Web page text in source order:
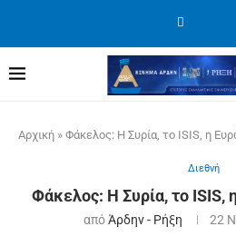
Αρχική » Φάκελος: Η Συρία, το ISIS, η
Διεθνή
Φάκελος: Η Συρία, το ISIS,
απόΆρδην - Ρήξη 22